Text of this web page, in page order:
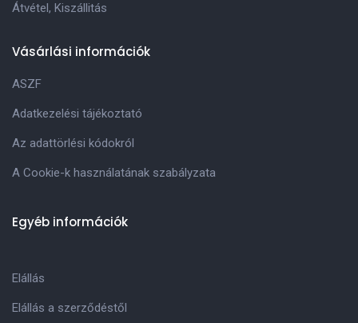
Átvétel, Kiszállitás
Vásárlási információk
ASZF
Adatkezelési tájékoztató
Az adattörlési kódokról
A Cookie-k használatának szabályzata
Egyéb információk
Elállás
Elállás a szerződéstől